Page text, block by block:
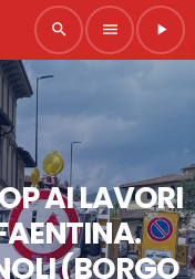
search menu play_arrow
AI LAVORI
(BORGO